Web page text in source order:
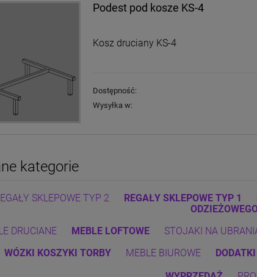
Podest pod kosze KS-4
Kosz druciany KS-4
Dostępność:
Wysyłka w:
kategorie
SKLEPOWE TYP 2 REGAŁY SKLEPOWE TYP 1
DRUCIANE
MEBLE LOFTOWE STOJAKI NA
WÓZKI KOSZYKI TORBY MEBLE BIUROWE